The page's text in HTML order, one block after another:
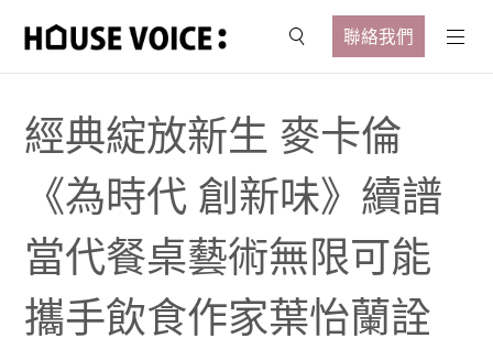
聯絡我們
經典綻放新生 麥卡倫
《為時代 創新味》續譜
當代餐桌藝術無限可能
攜手飲食作家葉怡蘭詮